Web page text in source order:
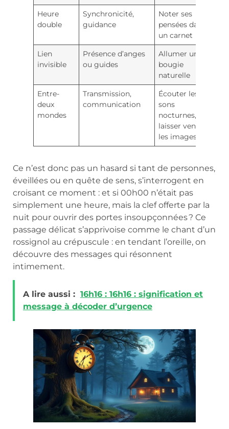
Heure
double
Synchronicité,
guidance
Noter ses
pensées dans
un carnet
Lien
invisible
Présence d’anges
ou guides
Allumer une
bougie
naturelle
Entre-
deux
mondes
Transmission,
communication
Écouter les
sons
nocturnes,
laisser venir
les images
Ce n’est donc pas un hasard si tant de personnes,
éveillées ou en quête de sens, s’interrogent en
croisant ce moment : et si 00h00 n’était pas
simplement une heure, mais la clef offerte par la
nuit pour ouvrir des portes insoupçonnées ? Ce
passage délicat s’apprivoise comme le chant d’un
rossignol au crépuscule : en tendant l’oreille, on
découvre des messages qui résonnent
intimement.
A lire aussi : 16h16 : 16h16 : signification et
message à décoder d’urgence